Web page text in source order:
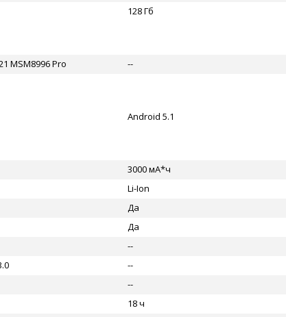
128 Гб
MSM8996 Pro --
Android 5.1
3000 мА*ч
Li-Ion
Да
Да
--
--
--
18 ч